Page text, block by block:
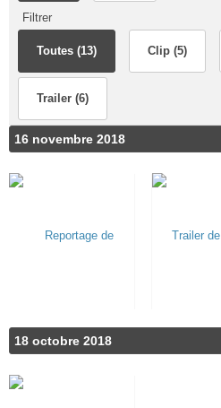
Filtrer
Toutes (13) Clip (5)
Trailer (6)
16 novembre 2018
18 octobre 2018